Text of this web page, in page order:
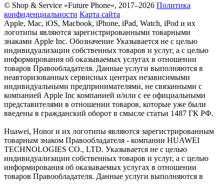
© Shop & Service «Future Phone», 2017–2026 Политика
конфиденциальности Карта сайта
Apple, Mac, iOS, Macbook, iPhone, iPad, Watch, iPod и их
логотипы являются зарегистрированными товарными
знаками Apple Inc. Обозначение Указывается не с целью
индивидуализации собственных товаров и услуг, а с целью
информирования об оказываемых услугах в отношении
товаров Правообладателя. Данные услуги выполняются в
неавторизованных сервисных центрах независимыми
индивидуальными предпринимателями, не связанными с
компанией Apple Inc компанией и/или с ее официальными
представителями в отношении товаров, которые уже были
введены в гражданский оборот в смысле статьи 1487 ГК РФ.
Huawei, Honor и их логотипы являются зарегистрированным
товарным знаком Правообладателя - компании HUAWEI
TECHNOLOGIES CO., LTD. Указывается не с целью
индивидуализации собственных товаров и услуг, а с целью
информирования об оказываемых услугах в отношении
товаров Правообладателя. Данные услуги выполняются в